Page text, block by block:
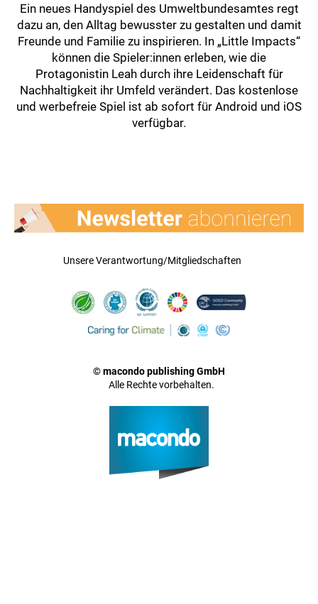
Ein neues Handyspiel des Umweltbundesamtes regt
dazu an, den Alltag bewusster zu gestalten und damit
Freunde und Familie zu inspirieren. In „Little Impacts“
können die Spieler:innen erleben, wie die
Protagonistin Leah durch ihre Leidenschaft für
Nachhaltigkeit ihr Umfeld verändert. Das kostenlose
und werbefreie Spiel ist ab sofort für Android und iOS
verfügbar.
Unsere Verantwortung/Mitgliedschaften
© macondo publishing GmbH
Alle Rechte vorbehalten.